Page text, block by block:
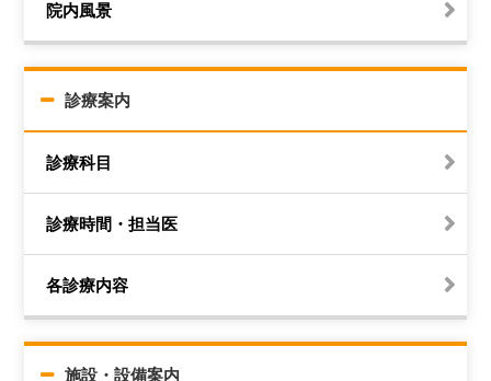
院内風景
診療案内
診療科目
診療時間・担当医
各診療内容
施設・設備案内